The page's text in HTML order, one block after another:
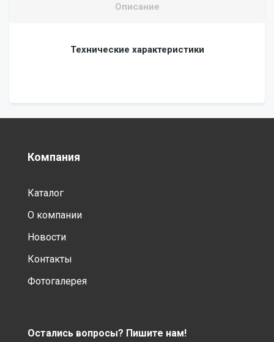
Описание
Технические характеристики
Компания
Каталог
О компании
Новости
Контакты
Фотогалерея
Остались вопросы? Пишите нам!